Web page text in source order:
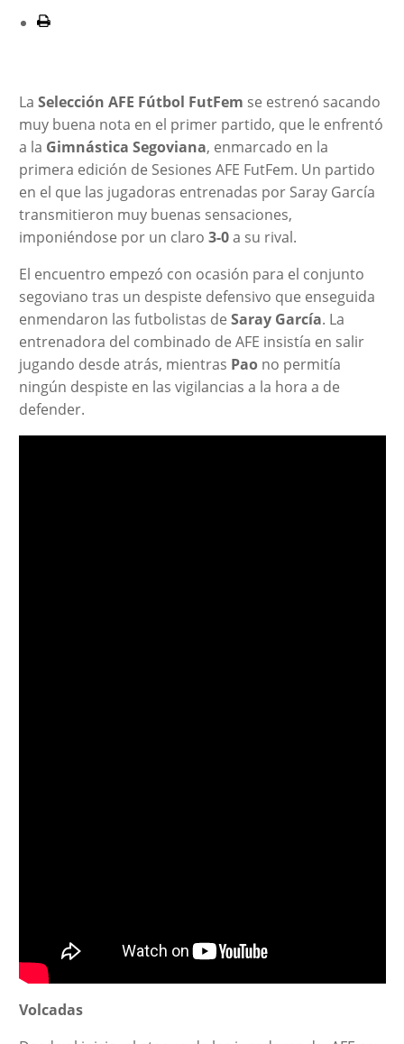
La Selección AFE Fútbol FutFem se estrenó sacando
muy buena nota en el primer partido, que le enfrentó
a la Gimnástica Segoviana, enmarcado en la
primera edición de Sesiones AFE FutFem. Un partido
en el que las jugadoras entrenadas por Saray García
transmitieron muy buenas sensaciones,
imponiéndose por un claro 3-0a su rival.
El encuentro empezó con ocasión para el conjunto
segoviano tras un despiste defensivo que enseguida
enmendaron las futbolistas de Saray García. La
entrenadora del combinado de AFE insistía en salir
jugando desde atrás, mientras Pao no permitía
ningún despiste en las vigilancias a la hora a de
defender.
Volcadas